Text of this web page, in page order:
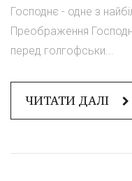
Господнє - одне з
Преображення
перед голгофськи...
ЧИТАТИ ДАЛІ